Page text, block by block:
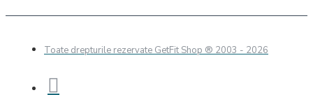
Toate drepturile rezervate GetFit Shop ® 2003 - 2026